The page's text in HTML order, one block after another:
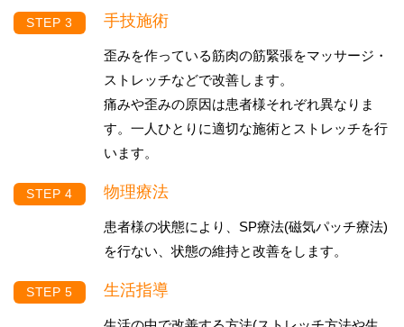
手技施術
歪みを作っている筋肉の筋緊張をマッサージ・
ストレッチなどで改善します。
痛みや歪みの原因は患者様それぞれ異なりま
す。一人ひとりに適切な施術とストレッチを行
います。
物理療法
患者様の状態により、SP療法(磁気パッチ療法)
を行ない、状態の維持と改善をします。
生活指導